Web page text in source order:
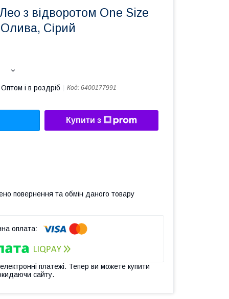
з відворотом One Size
Сірий
Оптом і в роздріб Код: 6400177991
Купити з
повернення та обмін даного товару
платежі. Тепер ви можете купити
сайту.